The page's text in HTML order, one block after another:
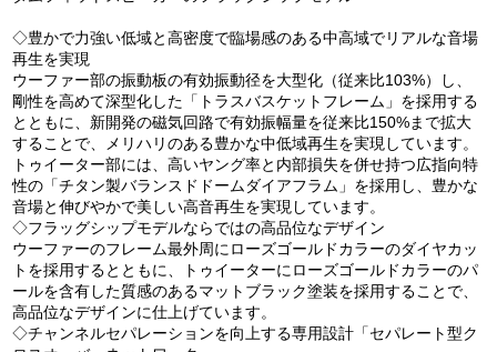
◇豊かで力強い低域と高密度で臨場感のある中高域でリアルな音場
再生を実現
ウーファー部の振動板の有効振動径を大型化（従来比103%）し、
剛性を高めて深型化した「トラスバスケットフレーム」を採用する
とともに、新開発の磁気回路で有効振幅量を従来比150%まで拡大
することで、メリハリのある豊かな中低域再生を実現しています。
トゥイーター部には、高いヤング率と内部損失を併せ持つ広指向特
性の「チタン製バランスドドームダイアフラム」を採用し、豊かな
音場と伸びやかで美しい高音再生を実現しています。
◇フラッグシップモデルならではの高品位なデザイン
ウーファーのフレーム最外周にローズゴールドカラーのダイヤカッ
トを採用するとともに、トゥイーターにローズゴールドカラーのパ
ールを含有した質感のあるマットブラック塗装を採用することで、
高品位なデザインに仕上げています。
◇チャンネルセパレーションを向上する専用設計「セパレート型ク